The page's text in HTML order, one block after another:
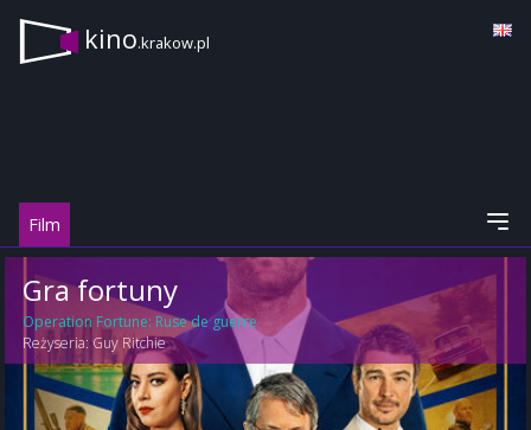
kino.krakow.pl
Film
Gra fortuny
Operation Fortune: Ruse de guerre
Reżyseria: Guy Ritchie